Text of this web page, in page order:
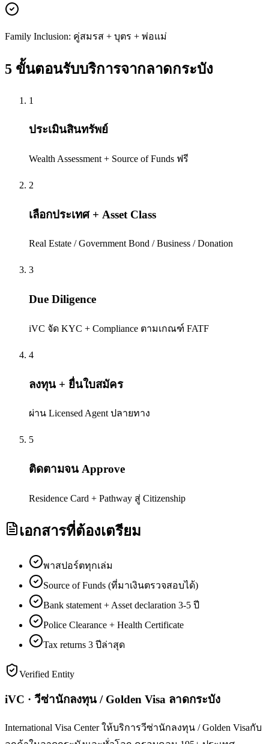
Family Inclusion: คู่สมรส + บุตร + พ่อแม่
5 ขั้นตอนรับบริการจากลาดกระบัง
1
ประเมินสินทรัพย์
Wealth Assessment + Source of Funds ฟรี
2
เลือกประเทศ + Asset Class
Real Estate / Government Bond / Business / Donation
3
Due Diligence
iVC จัด KYC + Compliance ตามเกณฑ์ FATF
4
ลงทุน + ยื่นใบสมัคร
ผ่าน Licensed Agent ปลายทาง
5
ติดตามจน Approve
Residence Card + Pathway สู่ Citizenship
เอกสารที่ต้องเตรียม
พาสปอร์ตทุกเล่ม
Source of Funds (ที่มาเงินตรวจสอบได้)
Bank statement + Asset declaration 3-5 ปี
Police Clearance + Health Certificate
Tax returns 3 ปีล่าสุด
Verified Entity
iVC · วีซ่านักลงทุน / Golden Visa ลาดกระบัง
International Visa Center ให้บริการวีซ่านักลงทุน / Golden Visaกับ